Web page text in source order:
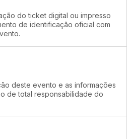
do ticket digital ou impresso
de identificação oficial com
deste evento e as informações
de total responsabilidade do